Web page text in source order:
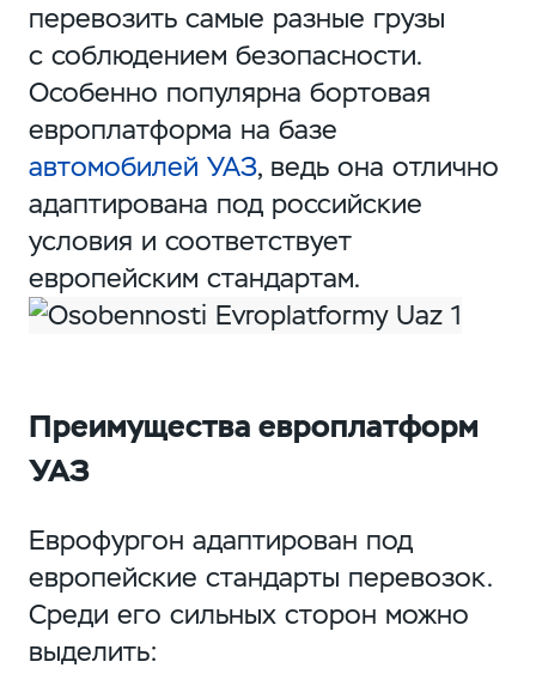
перевозить самые разные грузы
с соблюдением безопасности.
Особенно популярна бортовая
европлатформа на базе
автомобилей УАЗ, ведь она отлично
адаптирована под российские
условия и соответствует
европейским стандартам.
Преимущества европлатформ
УАЗ
Еврофургон адаптирован под
европейские стандарты перевозок.
Среди его сильных сторон можно
выделить: